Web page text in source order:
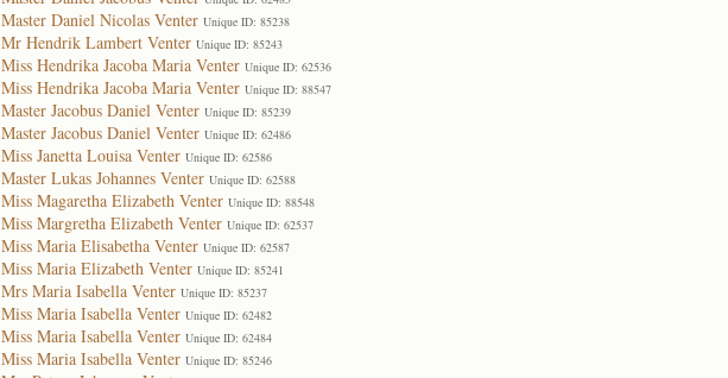
Master Daniel Nicolas Venter Unique ID: 85238
Mr Hendrik Lambert Venter Unique ID: 85243
Miss Hendrika Jacoba Maria Venter Unique ID: 62536
Miss Hendrika Jacoba Maria Venter Unique ID: 88547
Master Jacobus Daniel Venter Unique ID: 85239
Master Jacobus Daniel Venter Unique ID: 62486
Miss Janetta Louisa Venter Unique ID: 62586
Master Lukas Johannes Venter Unique ID: 62588
Miss Magaretha Elizabeth Venter Unique ID: 88548
Miss Margretha Elizabeth Venter Unique ID: 62537
Miss Maria Elisabetha Venter Unique ID: 62587
Miss Maria Elizabeth Venter Unique ID: 85241
Mrs Maria Isabella Venter Unique ID: 85237
Miss Maria Isabella Venter Unique ID: 62482
Miss Maria Isabella Venter Unique ID: 62484
Miss Maria Isabella Venter Unique ID: 85246